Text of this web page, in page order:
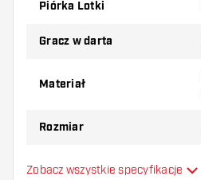
Upewnij się, że masz pod
shaftów. Mogą one zostać
złamane w wyniku
piórek, aby dowiedzieć się,
Piórka Lotki
Gracz w darta
Materiał
Rozmiar
Typ
Zobacz wszystkie specyfikacje